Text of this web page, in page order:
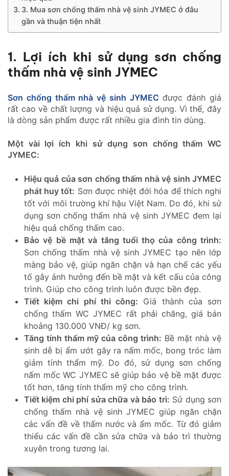
3. Mua sơn chống thấm nhà vệ sinh JYMEC ở đâu
gần và thuận tiện nhất
1. Lợi ích khi sử dụng sơn chống
thấm nhà vệ sinh JYMEC
Sơn chống thấm nhà vệ sinh JYMEC được đánh giá
rất cao về chất lượng và hiệu quả sử dụng. Vì thế, đây
là dòng sản phẩm được rất nhiều gia đình tin dùng.
Một vài lợi ích khi sử dụng sơn chống thấm WC
JYMEC:
Hiệu quả của sơn chống thấm nhà vệ sinh JYMEC
phát huy tốt: Sơn được nhiệt đới hóa để thích nghi
tốt với môi trường khí hậu Việt Nam. Do đó, khi sử
dụng sơn chống thấm nhà vệ sinh JYMEC đem lại
hiệu quả chống thấm cao.
Bảo vệ bề mặt và tăng tuổi thọ của công trình:
Sơn chống thấm nhà vệ sinh JYMEC tạo nên lớp
màng bảo vệ, giúp ngăn chặn và hạn chế các yếu
tố gây ảnh hưởng đến bề mặt và kết cấu của công
trình. Giúp cho công trình luôn được bền đẹp.
Tiết kiệm chi phí thi công: Giá thành của sơn
chống thấm WC JYMEC rất phải chăng, giá bán
khoảng 130.000 VNĐ/ kg sơn.
Tăng tính thẩm mỹ của công trình: Bề mặt nhà vệ
sinh dễ bị ẩm ướt gây ra nấm mốc, bong tróc làm
giảm tính thẩm mỹ. Do đó, sử dụng sơn chống
nấm mốc WC JYMEC sẽ giúp bảo vệ bề mặt được
tốt hơn, tăng tính thẩm mỹ cho công trình.
Tiết kiệm chi phí sửa chữa và bảo trì: Sử dụng sơn
chống thấm nhà vệ sinh JYMEC giúp ngăn chặn
các vấn đề về thấm nước và ẩm mốc. Từ đó giảm
thiểu các vấn đề cần sửa chữa và bảo trì thường
xuyên trong tương lai.